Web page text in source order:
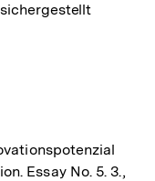
Essay No. 5. 3.,